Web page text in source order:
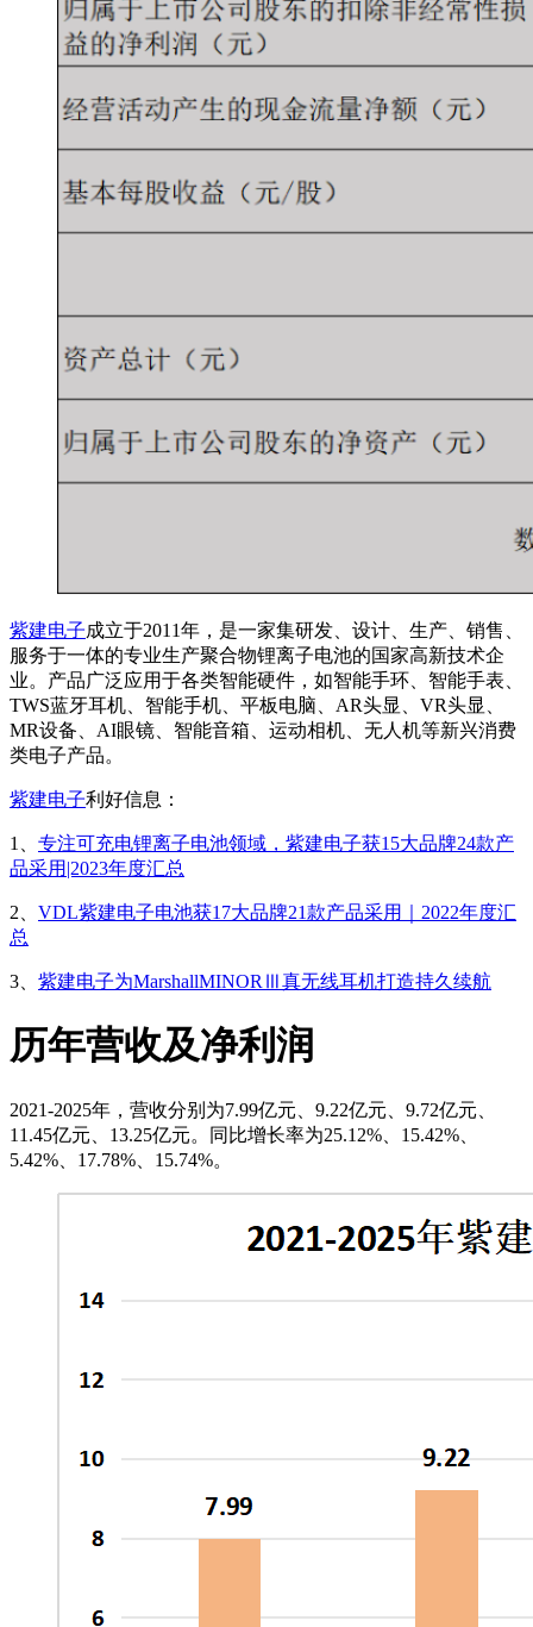
紫建电子成立于2011年，是一家集研发、设计、生产、销售、
服务于一体的专业生产聚合物锂离子电池的国家高新技术企
业。产品广泛应用于各类智能硬件，如智能手环、智能手表、
TWS蓝牙耳机、智能手机、平板电脑、AR头显、VR头显、
MR设备、AI眼镜、智能音箱、运动相机、无人机等新兴消费
类电子产品。
紫建电子利好信息：
1、 专注可充电锂离子电池领域，紫建电子获15大品牌24款产
品采用|2023年度汇总
2、 VDL紫建电子电池获17大品牌21款产品采用｜2022年度汇
总
3、 紫建电子为MarshallMINORⅢ真无线耳机打造持久续航
历年营收及净利润
2021-2025年，营收分别为7.99亿元、9.22亿元、9.72亿元、
11.45亿元、13.25亿元。同比增长率为25.12%、15.42%、
5.42%、17.78%、15.74%。